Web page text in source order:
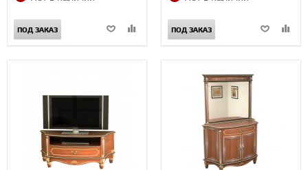
ПОД ЗАКАЗ ПОД ЗАКАЗ